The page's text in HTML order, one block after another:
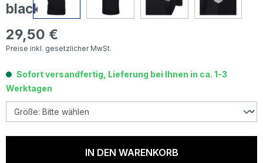
black
Regulärer Preis:
29,50 €
Preise inkl. gesetzlicher MwSt.
Sofort versandfertig, Lieferung bei Ihnen in ca. 1-3
Werktagen
IN DEN WARENKORB